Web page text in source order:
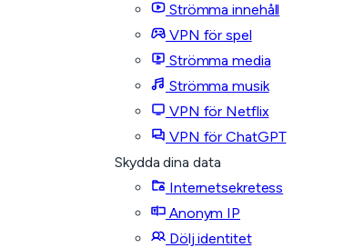
Strömma innehåll
VPN för spel
Strömma media
Strömma musik
VPN för Netflix
VPN för ChatGPT
Skydda dina data
Internetsekretess
Anonym IP
Dölj identitet